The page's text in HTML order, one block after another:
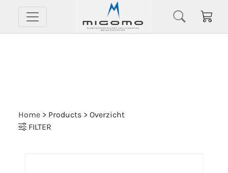
Home > Products > Overzicht
FILTER